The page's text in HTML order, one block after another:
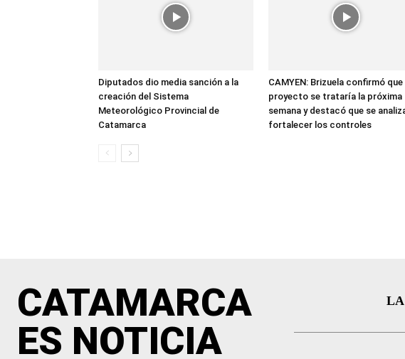
Diputados dio media sanción a la
creación del Sistema
Meteorológico Provincial de
Catamarca
CAMYEN: Brizuela confirmó que
proyecto se trataría la próxima
semana y destacó que se
fortalecer los controles
CATAMARCA
ES NOTICIA